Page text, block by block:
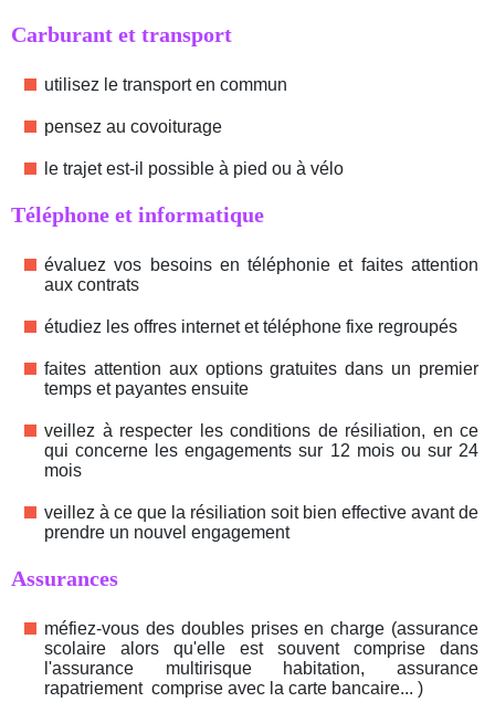
Carburant et transport
utilisez le transport en commun
pensez au covoiturage
le trajet est-il possible à pied ou à vélo
Téléphone et informatique
évaluez vos besoins en téléphonie et faites attention
aux contrats
étudiez les offres internet et téléphone fixe regroupés
faites attention aux options gratuites dans un premier
temps et payantes ensuite
veillez à respecter les conditions de résiliation, en ce
qui concerne les engagements sur 12 mois ou sur 24
mois
veillez à ce que la résiliation soit bien effective avant de
prendre un nouvel engagement
Assurances
méfiez-vous des doubles prises en charge (assurance
scolaire alors qu'elle est souvent comprise dans
l'assurance multirisque habitation, assurance
rapatriement comprise avec la carte bancaire... )